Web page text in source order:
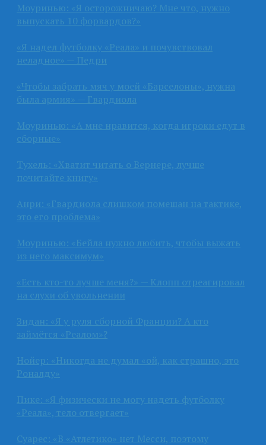
Моуринью: «Я осторожничаю? Мне что, нужно
выпускать 10 форвардов?»
«Я надел футболку «Реала» и почувствовал
неладное» — Педри
«Чтобы забрать мяч у моей «Барселоны», нужна
была армия» — Гвардиола
Моуринью: «А мне нравится, когда игроки едут в
сборные»
Тухель: «Хватит читать о Вернере, лучше
почитайте книгу»
Анри: «Гвардиола слишком помешан на тактике,
это его проблема»
Моуринью: «Бейла нужно любить, чтобы выжать
из него максимум»
«Есть кто-то лучше меня?» — Клопп отреагировал
на слухи об увольнении
Зидан: «Я у руля сборной Франции? А кто
займётся «Реалом»?
Нойер: «Никогда не думал «ой, как страшно, это
Роналду»
Пике: «Я физически не могу надеть футболку
«Реала», тело отвергает»
Суарес: «В «Атлетико» нет Месси, поэтому